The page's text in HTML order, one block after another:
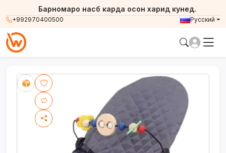
+992970400500
Барномаро насб карда осон харид кунед.
Русский